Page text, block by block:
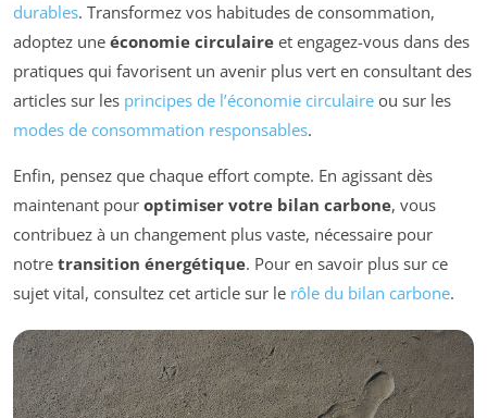
durables. Transformez vos habitudes de consommation,
adoptez une économie circulaire et engagez-vous dans des
pratiques qui favorisent un avenir plus vert en consultant des
articles sur les principes de l’économie circulaire ou sur les
modes de consommation responsables.
Enfin, pensez que chaque effort compte. En agissant dès
maintenant pour optimiser votre bilan carbone, vous
contribuez à un changement plus vaste, nécessaire pour
notre transition énergétique. Pour en savoir plus sur ce
sujet vital, consultez cet article sur le rôle du bilan carbone.